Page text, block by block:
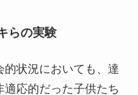
らの実験
状況においても、達
適応的だった子供たち